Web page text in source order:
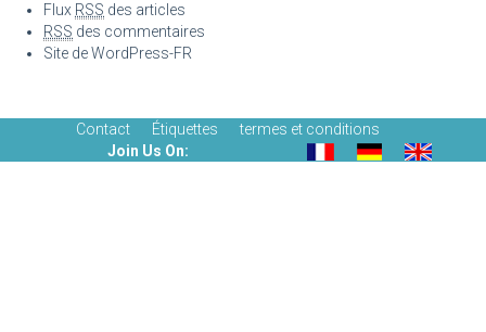
Flux RSS des articles
RSS des commentaires
Site de WordPress-FR
Contact Étiquettes
termes et conditions
Join Us On: